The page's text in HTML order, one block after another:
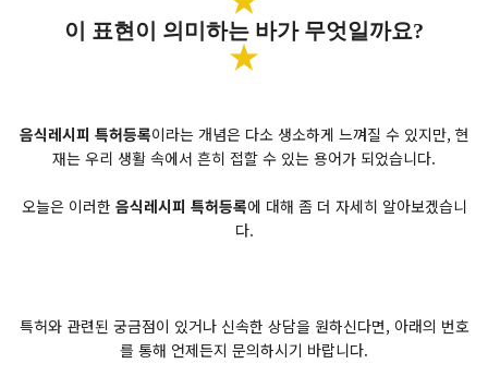
이 표현이 의미하는 바가 무엇일까요?
★
음식레시피 특허등록이라는 개념은 다소 생소하게 느껴질 수 있지만, 현
재는 우리 생활 속에서 흔히 접할 수 있는 용어가 되었습니다.
오늘은 이러한 음식레시피 특허등록에 대해 좀 더 자세히 알아보겠습니
다.
특허와 관련된 궁금점이 있거나 신속한 상담을 원하신다면, 아래의 번호
를 통해 언제든지 문의하시기 바랍니다.